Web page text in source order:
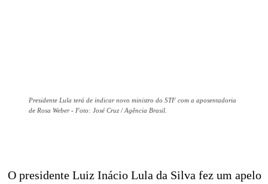
Presidente Lula terá de indicar novo ministro do STF com a aposentadoria
de Rosa Weber - Foto: José Cruz / Agência Brasil.
O presidente Luiz Inácio Lula da Silva fez um apelo